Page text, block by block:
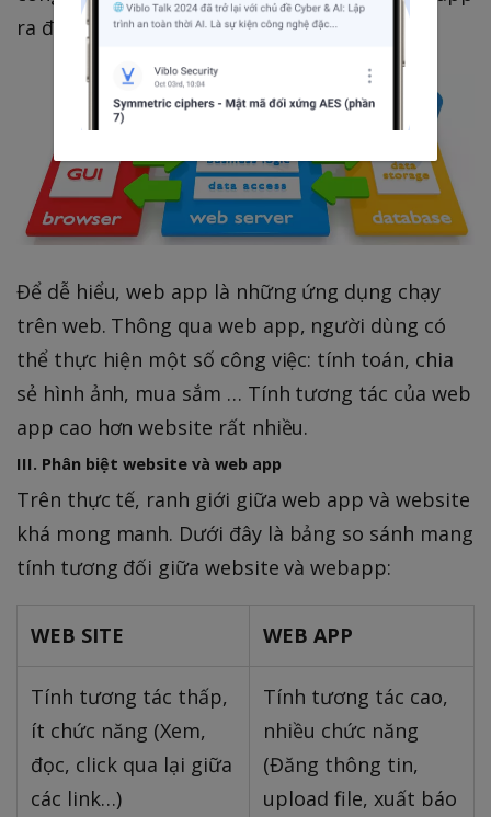
ra đời.
Để dễ hiểu, web app là những ứng dụng chạy
trên web. Thông qua web app, người dùng có
thể thực hiện một số công việc: tính toán, chia
sẻ hình ảnh, mua sắm … Tính tương tác của web
app cao hơn website rất nhiều.
III. Phân biệt website và web app
Trên thực tế, ranh giới giữa web app và website
khá mong manh. Dưới đây là bảng so sánh mang
tính tương đối giữa website và webapp:
WEB SITE WEB APP
Tính tương tác thấp,
ít chức năng (Xem,
đọc, click qua lại giữa
các link…)
Tính tương tác cao,
nhiều chức năng
(Đăng thông tin,
upload file, xuất báo